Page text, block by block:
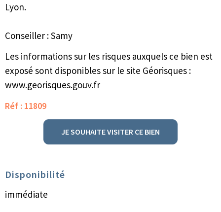
Lyon.
Conseiller : Samy
Les informations sur les risques auxquels ce bien est
exposé sont disponibles sur le site Géorisques :
www.georisques.gouv.fr
Réf : 11809
JE SOUHAITE VISITER CE BIEN
Disponibilité
immédiate